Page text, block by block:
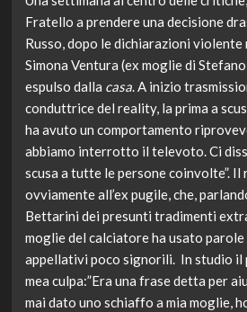
Fratello a prendere una decisione
Russo, dopo le dichiarazioni
Simona Ventura (ex moglie di
espulso dalla casa. A inizio
conduttrice del reality, la prima a
ha avuto un comportamento
abbiamo interrotto il televoto. Ci
scusa a tutte le persone coinvolte”.
ovviamente all’ex pugile, che,
Bettarini dei presunti tradimenti
moglie del calciatore ha usato
appellativi poco signorili. In studio il
mea culpa:”Era una frase detta per
mai dato uno schiaffo a mia moglie,